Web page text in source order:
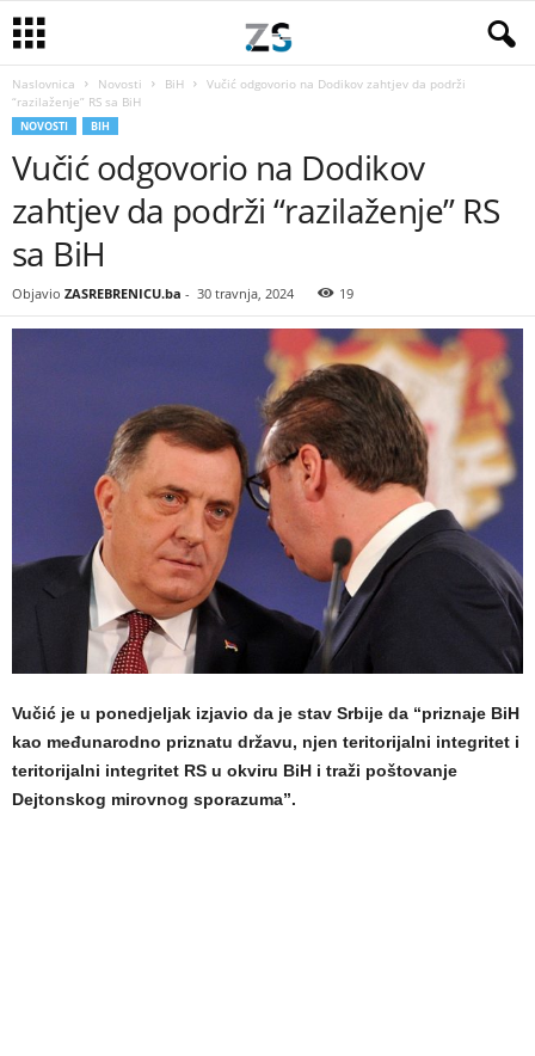
Naslovnica Novosti BiH
Vučić odgovorio na Dodikov zahtjev da podrži
“razilaženje” RS sa BiH
NOVOSTI BIH
Vučić odgovorio na Dodikov
zahtjev da podrži “razilaženje” RS
sa BiH
Objavio ZASREBRENICU.ba - 30 travnja, 2024 19
Vučić je u ponedjeljak izjavio da je stav Srbije da “priznaje BiH
kao međunarodno priznatu državu, njen teritorijalni integritet i
teritorijalni integritet RS u okviru BiH i traži poštovanje
Dejtonskog mirovnog sporazuma”.